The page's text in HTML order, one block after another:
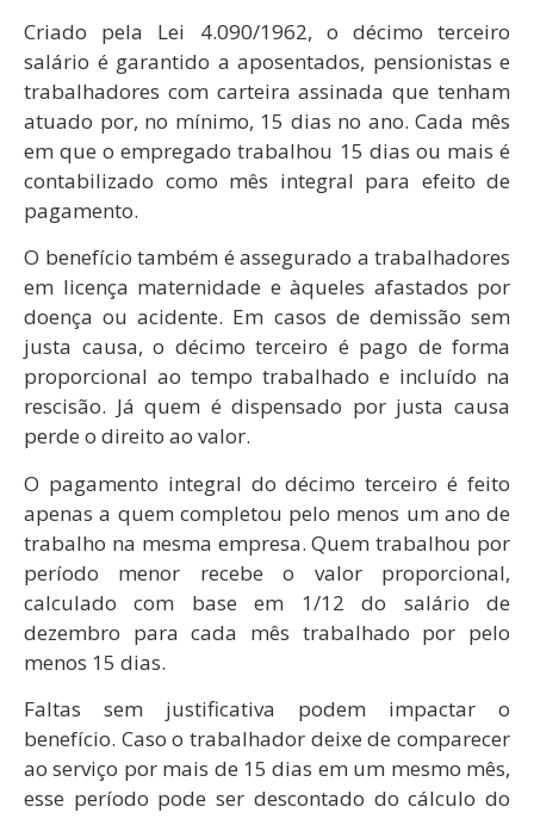
Criado pela Lei 4.090/1962, o décimo terceiro
salário é garantido a aposentados, pensionistas e
trabalhadores com carteira assinada que tenham
atuado por, no mínimo, 15 dias no ano. Cada mês
em que o empregado trabalhou 15 dias ou mais é
contabilizado como mês integral para efeito de
pagamento.
O benefício também é assegurado a trabalhadores
em licença maternidade e àqueles afastados por
doença ou acidente. Em casos de demissão sem
justa causa, o décimo terceiro é pago de forma
proporcional ao tempo trabalhado e incluído na
rescisão. Já quem é dispensado por justa causa
perde o direito ao valor.
O pagamento integral do décimo terceiro é feito
apenas a quem completou pelo menos um ano de
trabalho na mesma empresa. Quem trabalhou por
período menor recebe o valor proporcional,
calculado com base em 1/12 do salário de
dezembro para cada mês trabalhado por pelo
menos 15 dias.
Faltas sem justificativa podem impactar o
benefício. Caso o trabalhador deixe de comparecer
ao serviço por mais de 15 dias em um mesmo mês,
esse período pode ser descontado do cálculo do